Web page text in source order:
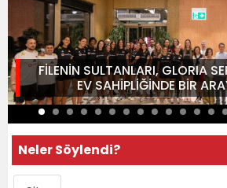
FİLENİN SULTANLARI, GLORIA
EV SAHİPLİĞİNDE BİR
Neler Söylendi?